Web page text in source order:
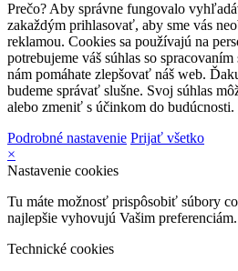
Prečo? Aby správne fungovalo
zakaždým prihlasovať, aby sme vás
reklamou. Cookies sa používajú na
potrebujeme váš súhlas so
nám pomáhate zlepšovať náš web.
budeme správať slušne. Svoj súhlas
alebo zmeniť s účinkom do budúcnosti.
Podrobné nastavenie Prijať všetko
×
Nastavenie cookies
Tu máte možnosť prispôsobiť súbory
najlepšie vyhovujú Vašim preferenciám.
Technické cookies